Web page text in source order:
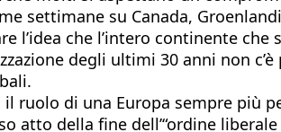
settimane su Canada,
che l’intero continente che
degli ultimi 30 anni non c’è
di una Europa sempre più
della fine dell’“ordine